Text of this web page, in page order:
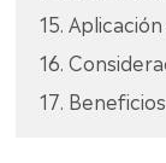
15.
16.
17.